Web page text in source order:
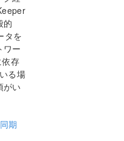
定
オン ID とパスワードの
的
タを
ワー
存
る場
がい
期